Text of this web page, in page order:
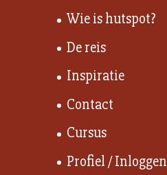
Wie is hutspot?
De reis
Inspiratie
Contact
Cursus
Profiel / Inloggen